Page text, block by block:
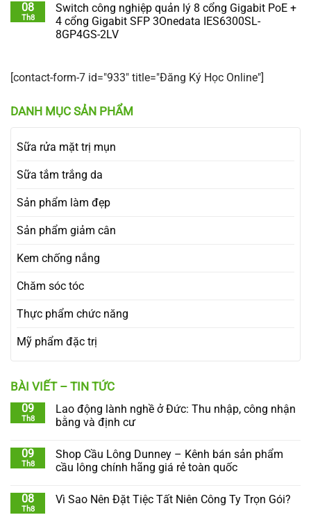
08
Th8
Switch công nghiệp quản lý 8 cổng Gigabit PoE +
4 cổng Gigabit SFP 3Onedata IES6300SL-
8GP4GS-2LV
[contact-form-7 id="933" title="Đăng Ký Học Online"]
DANH MỤC SẢN PHẨM
Sữa rửa mặt trị mụn
Sữa tắm trắng da
Sản phẩm làm đẹp
Sản phẩm giảm cân
Kem chống nắng
Chăm sóc tóc
Thực phẩm chức năng
Mỹ phẩm đặc trị
BÀI VIẾT – TIN TỨC
09
Th8
Lao động lành nghề ở Đức: Thu nhập, công nhận
bằng và định cư
09
Th8
Shop Cầu Lông Dunney – Kênh bán sản phẩm
cầu lông chính hãng giá rẻ toàn quốc
08
Th8
Vì Sao Nên Đặt Tiệc Tất Niên Công Ty Trọn Gói?